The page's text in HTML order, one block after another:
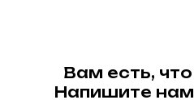
Вам есть,
Напишите